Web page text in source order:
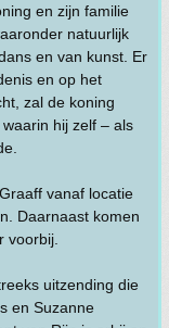
en zijn familie
natuurlijk
en van kunst. Er
en op het
zal de koning
hij zelf – als
vanaf locatie
Daarnaast komen
voorbij.
uitzending die
en Suzanne